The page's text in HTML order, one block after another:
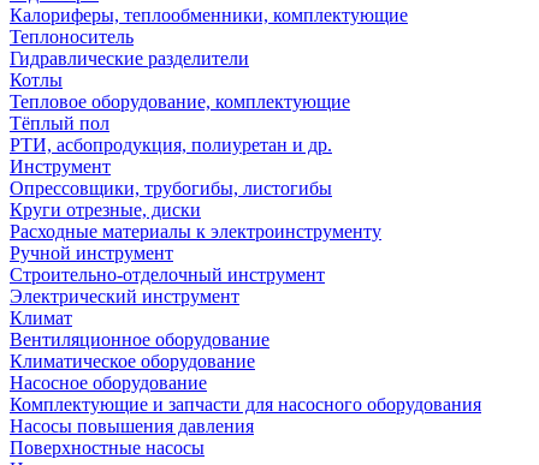
Калориферы, теплообменники, комплектующие
Теплоноситель
Гидравлические разделители
Котлы
Тепловое оборудование, комплектующие
Тёплый пол
РТИ, асбопродукция, полиуретан и др.
Инструмент
Опрессовщики, трубогибы, листогибы
Круги отрезные, диски
Расходные материалы к электроинструменту
Ручной инструмент
Строительно-отделочный инструмент
Электрический инструмент
Климат
Вентиляционное оборудование
Климатическое оборудование
Насосное оборудование
Комплектующие и запчасти для насосного оборудования
Насосы повышения давления
Поверхностные насосы